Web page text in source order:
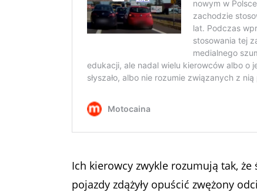
Ich kierowcy zwykle rozumują tak,
pojazdy zdążyły opuścić zwężony